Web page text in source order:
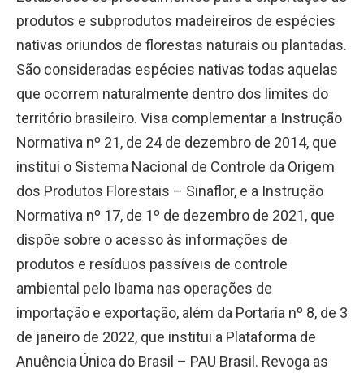
produtos e subprodutos madeireiros de espécies
nativas oriundos de florestas naturais ou plantadas.
São consideradas espécies nativas todas aquelas
que ocorrem naturalmente dentro dos limites do
território brasileiro. Visa complementar a Instrução
Normativa nº 21, de 24 de dezembro de 2014, que
institui o Sistema Nacional de Controle da Origem
dos Produtos Florestais – Sinaflor, e a Instrução
Normativa nº 17, de 1º de dezembro de 2021, que
dispõe sobre o acesso às informações de
produtos e resíduos passíveis de controle
ambiental pelo Ibama nas operações de
importação e exportação, além da Portaria nº 8, de 3
de janeiro de 2022, que institui a Plataforma de
Anuência Única do Brasil – PAU Brasil. Revoga as